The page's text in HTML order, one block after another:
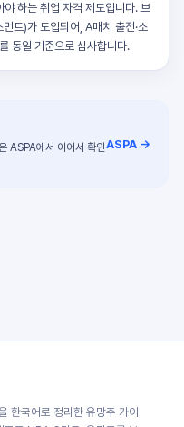
하는 취업 자격 제도입니다. 브
트)가 도입되어, A매치 출전·소
동일 기준으로 심사합니다.
ASPA에서 이어서 확인ASPA →
한국어로 정리한 유망주 가이